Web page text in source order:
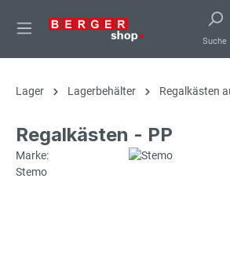
springen
Suche
Lager Lagerbehälter Regalkästen
Regalkästen - PP
Marke:
Stemo